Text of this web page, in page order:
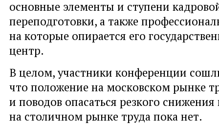
основные элементы и ступени
переподготовки, а также
на которые опирается его
центр.
В целом, участники конференции
что положение на московском рынке
и поводов опасаться резкого
на столичном рынке труда пока нет.